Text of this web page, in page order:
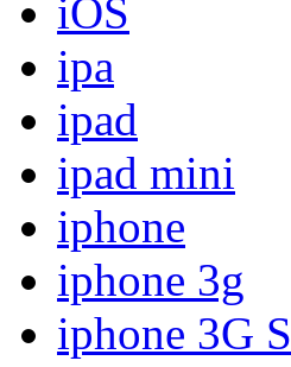
iOS
ipa
ipad
ipad mini
iphone
iphone 3g
iphone 3G S